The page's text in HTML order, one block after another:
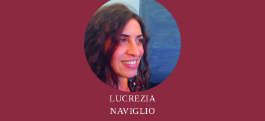
LUCREZIA
NAVIGLIO